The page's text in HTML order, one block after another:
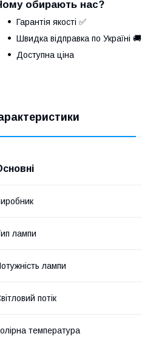
обирають нас?
Гарантія якості ✅
Швидка відправка по Україні 🚚
Доступна ціна
лампи
лампи
потік
температура